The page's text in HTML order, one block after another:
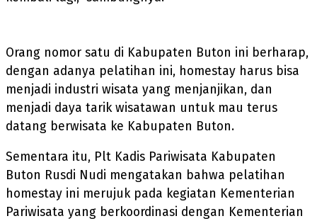
Orang nomor satu di Kabupaten Buton ini berharap,
dengan adanya pelatihan ini, homestay harus bisa
menjadi industri wisata yang menjanjikan, dan
menjadi daya tarik wisatawan untuk mau terus
datang berwisata ke Kabupaten Buton.
Sementara itu, Plt Kadis Pariwisata Kabupaten
Buton Rusdi Nudi mengatakan bahwa pelatihan
homestay ini merujuk pada kegiatan Kementerian
Pariwisata yang berkoordinasi dengan Kementerian